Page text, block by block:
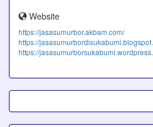
Website
https://jasasumurbor.akbam.com/
https://
https://